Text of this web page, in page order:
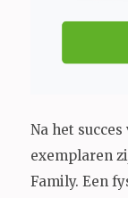
Na het succes
exemplaren
Family. Een